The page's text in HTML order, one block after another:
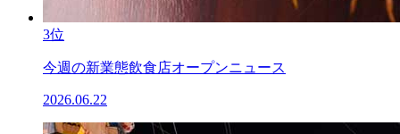
3位
今週の新業態飲食店オープンニュース
2026.06.22